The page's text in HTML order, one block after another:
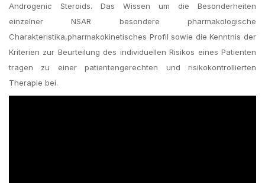
Androgenic Steroids. Das Wissen um die Besonderheiten
einzelner NSAR besondere pharmakologische
Charakteristika,pharmakokinetisches Profil sowie die Kenntnis der
Kriterien zur Beurteilung des individuellen Risikos eines Patienten
tragen zu einer patientengerechten und risikokontrollierten
Therapie bei.